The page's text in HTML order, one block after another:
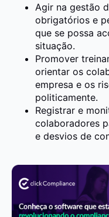
Agir na gestão
obrigatórios e
que se possa
situação.
Promover
orientar os
empresa e os
politicamente.
Registrar e
colaboradores
e desvios de